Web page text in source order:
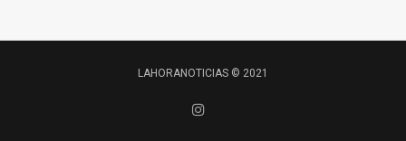
LAHORANOTICIAS © 2021